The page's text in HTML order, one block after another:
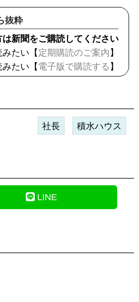
抜粋
新聞をご購読してください
たい【 定期購読のご案内 】
たい【 電子版で購読する 】
社長 積水ハウス
LINE